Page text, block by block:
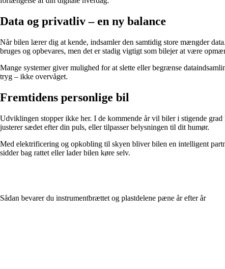
Data og privatliv – en ny balance
Når bilen lærer dig at kende, indsamler den samtidig store mængder
bruges og opbevares, men det er stadig vigtigt som bilejer at være
Mange systemer giver mulighed for at slette eller begrænse
tryg – ikke overvåget.
Fremtidens personlige bil
Udviklingen stopper ikke her. I de kommende år vil biler i stigende
justerer sædet efter din puls, eller tilpasser belysningen til dit humør.
Med elektrificering og opkobling til skyen bliver bilen en intelligent
sidder bag rattet eller lader bilen køre selv.
Sådan bevarer du instrumentbrættet og plastdelene pæne år efter år